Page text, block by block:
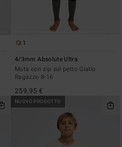
1
4/3mm Absolute Ultra
Muta con zip sul petto Giallo
Ragazzo 8-16
259,95 €
NUOVO PRODOTTO